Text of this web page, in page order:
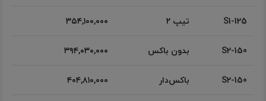
S1-125
تیپ ۲
۳۵۴,۱۰۰,۰۰۰
S2-150
بدون باکس
۳۹۴,۰۳۰,۰۰۰
S2-150
باکس‌دار
۴۰۴,۸۱۰,۰۰۰